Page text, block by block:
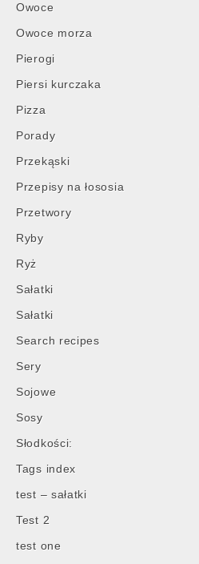
Owoce
Owoce morza
Pierogi
Piersi kurczaka
Pizza
Porady
Przekąski
Przepisy na łososia
Przetwory
Ryby
Ryż
Sałatki
Sałatki
Search recipes
Sery
Sojowe
Sosy
Słodkości:
Tags index
test – sałatki
Test 2
test one